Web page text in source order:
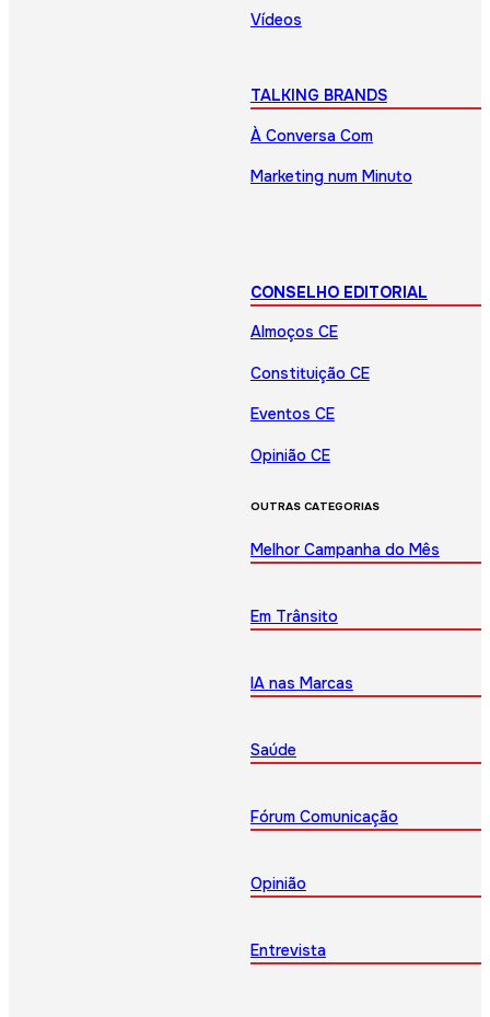
Vídeos
TALKING BRANDS
À Conversa Com
Marketing num Minuto
CONSELHO EDITORIAL
Almoços CE
Constituição CE
Eventos CE
Opinião CE
OUTRAS CATEGORIAS
Melhor Campanha do Mês
Em Trânsito
IA nas Marcas
Saúde
Fórum Comunicação
Opinião
Entrevista